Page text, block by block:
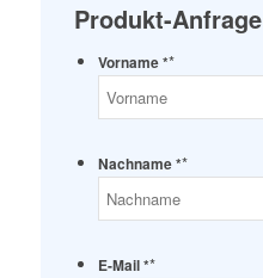
Produkt-Anfrage
Vorname **
Nachname **
E-Mail **